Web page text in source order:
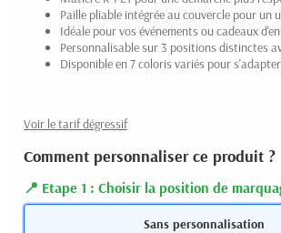
Paille pliable intégrée au couvercle pour un
Idéale pour vos événements ou cadeaux
Personnalisable sur 3 positions distinctes
Disponible en 7 coloris variés pour
Voir le tarif dégressif
Comment personnaliser ce produit ?
Etape 1 : Choisir la position de
Sans personnalisation